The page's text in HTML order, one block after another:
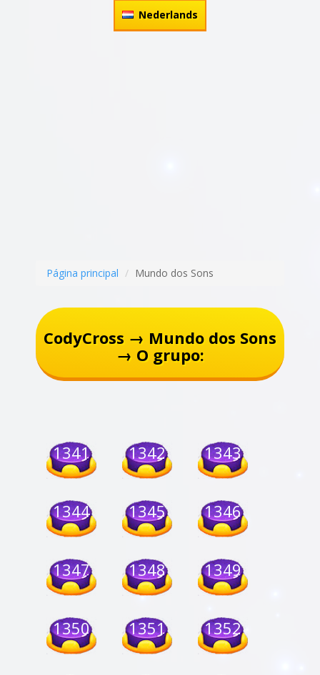
Nederlands
Página principal Mundo dos Sons
CodyCross → Mundo dos Sons
→ O grupo:
1341 1342 1343
1344 1345 1346
1347 1348 1349
1350 1351 1352